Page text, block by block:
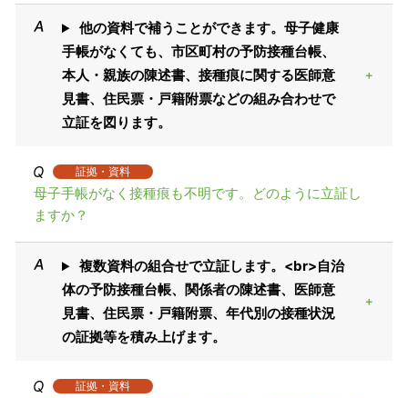
他の資料で補うことができます。母子健康
手帳がなくても、市区町村の予防接種台帳、
本人・親族の陳述書、接種痕に関する医師意
見書、住民票・戸籍附票などの組み合わせで
立証を図ります。
証拠・資料
母子手帳がなく接種痕も不明です。どのように立証し
ますか？
複数資料の組合せで立証します。<br>自治
体の予防接種台帳、関係者の陳述書、医師意
見書、住民票・戸籍附票、年代別の接種状況
の証拠等を積み上げます。
証拠・資料